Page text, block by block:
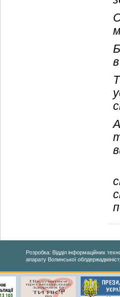
Розробка: Відділ інформаційних
апарату Волинської